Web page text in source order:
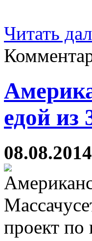
Читать
едой из
08.08.2014
проект по